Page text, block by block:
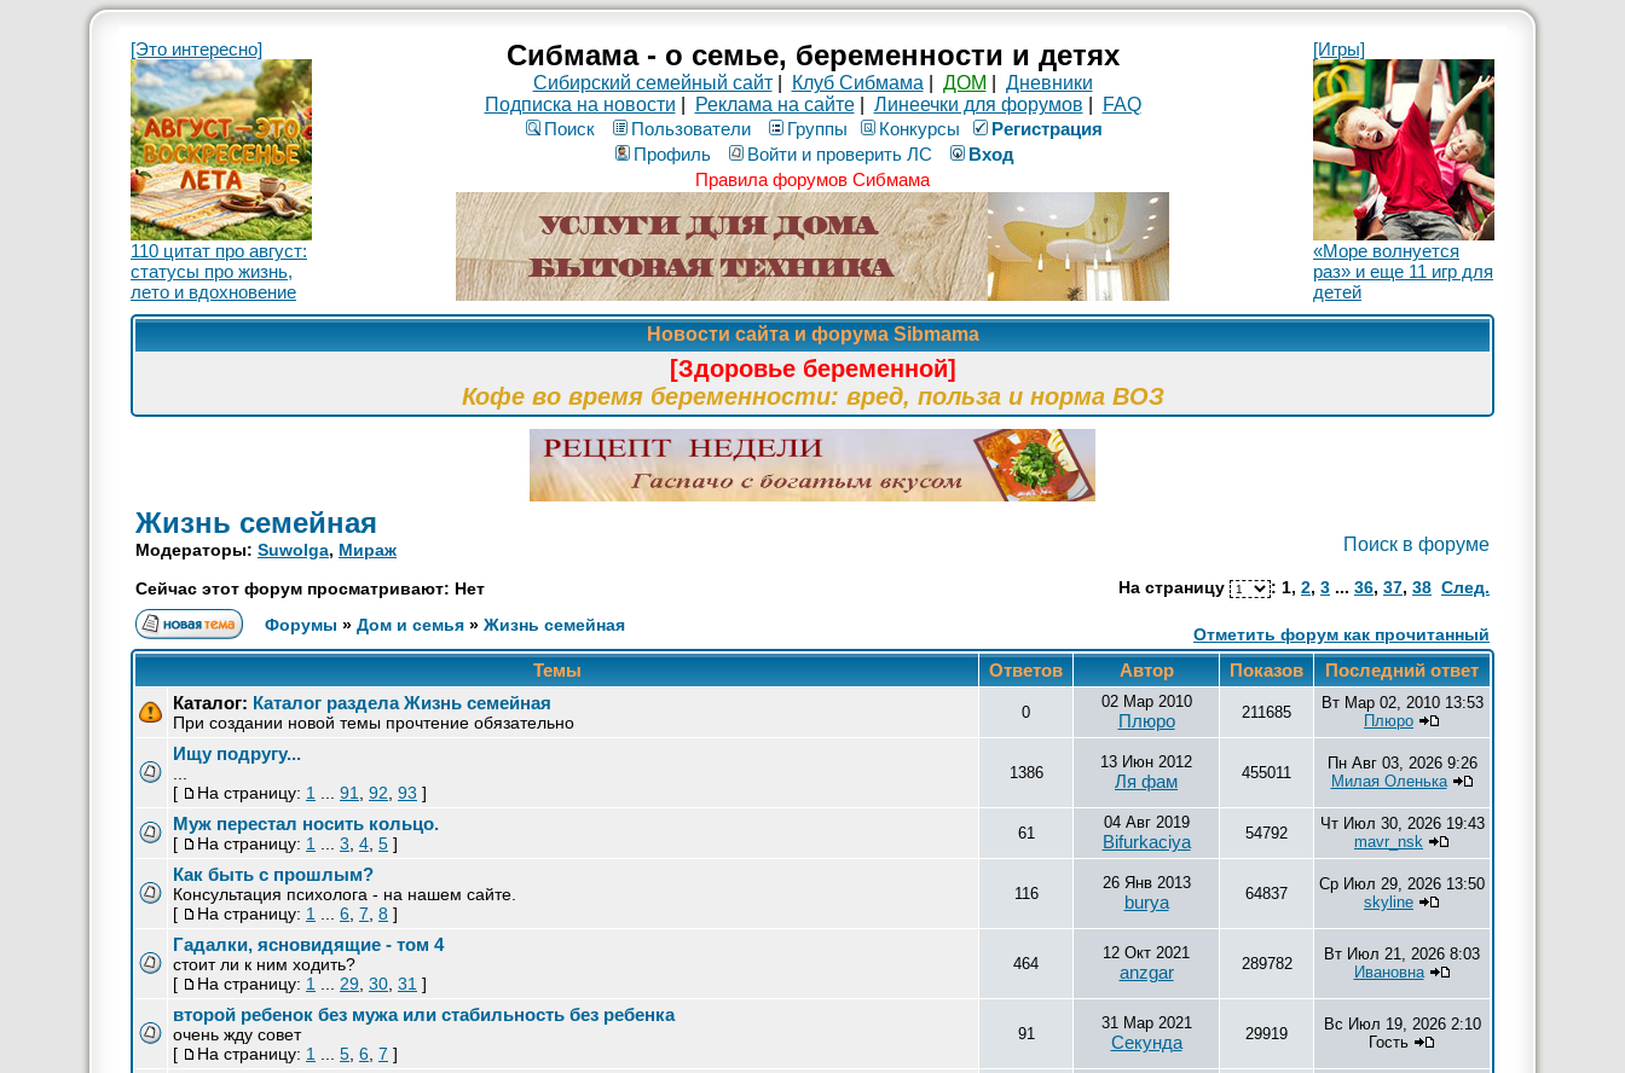
[Это интересно]
110 цитат про август:
статусы про жизнь,
лето и вдохновение
Сибмама - о семье, беременности и детях
Сибирский семейный сайт| Клуб Сибмама ДОМ
Дневники
Подписка на новости
Реклама на сайте| Линеечки для форумов
FAQ
Поиск
Пользователи Группы Конкурсы
Рeгиcтpaция
Профиль
Войти и проверить ЛС
Вход
Правила форумов Сибмама
[Игры]
«Море волнуется
раз» и еще 11 игр для
детей
Новости сайта и форума Sibmama
[Здоровье беременной]
Кофе во время беременности: вред, польза и норма ВОЗ
Жизнь семейная
Модераторы: Suwolga, Мираж
Сейчас этот форум просматривают: Нет
Поиск в форуме
На страницу : 1, 2, 3 ... 36, 37, 38 След.
Форумы » Дом и семья » Жизнь семейная Отметить форум как прочитанный
Темы Ответов Автор Показов
Последний ответ
Каталог: Каталог раздела Жизнь семейная
При создании новой темы прочтение обязательно
0
02 Мар 2010
Плюро 211685
Вт Мар 02, 2010 13:53
Плюро
Ищу подругу...
[
На страницу: 1 91 92 93 ]
1386
13 Июн 2012
Ля фам 455011
Пн Авг 03, 2026 9:26
Милая Оленька
Муж перестал носить кольцо.
[ На страницу: 1 3 4 5 ]
61
04 Авг 2019
Bifurkaciya 54792
Чт Июл 30, 2026 19:43
mavr_nsk
Как быть с прошлым?
Консультация психолога - на нашем сайте.
[
На страницу: 1 6 7 8 ]
116
26 Янв 2013
burya 64837
Ср Июл 29, 2026 13:50
skyline
Гадалки, ясновидящие - том 4
стоит ли к ним ходить?
[
На страницу: 1 29 30 31 ]
464
12 Окт 2021
anzgar 289782
Вт Июл 21, 2026 8:03
Ивановна
второй ребенок без мужа или стабильность без ребенка
очень жду совет
[
На страницу: 1 5 6 7 ]
91
31 Мар 2021
Секунда 29919
Вс Июл 19, 2026 2:10
Гость